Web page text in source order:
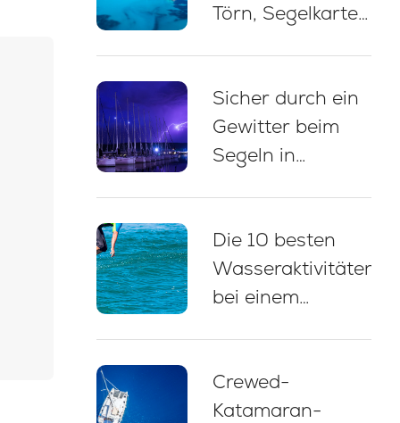
Törn, Segelkarte,
Anlegen
Sicher durch ein
Gewitter beim
Segeln in
Verhaltensregeln
Die 10 besten
Wasseraktivitäten
bei einem
Crewed-
Katamaran-